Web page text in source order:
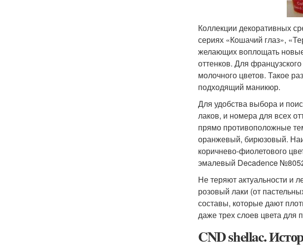
Коллекции декоративных
сериях «Кошачий глаз»,
желающих воплощать
оттенков. Для
молочного цветов. Такое
подходящий маникюр.
Для удобства выбора и
лаков, и номера для всех
прямо противоположные
оранжевый, бирюзовый.
коричнево-фиолетового
эмалевый Decadence
Не теряют актуальности и
розовый лаки (от
составы, которые дают
даже трех слоев цвета для
CND shellac.